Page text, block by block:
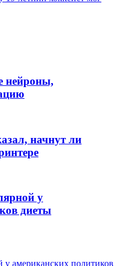
нейроны,
начнут ли
у
диеты
у американских политиков